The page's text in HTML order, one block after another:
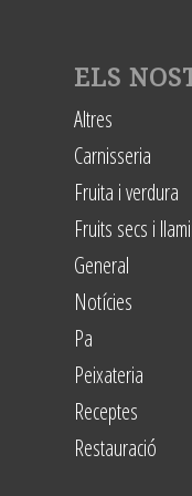
ELS
Altres
Carnisseria
Fruita i verdura
Fruits secs i
General
Notícies
Pa
Peixateria
Receptes
Restauració